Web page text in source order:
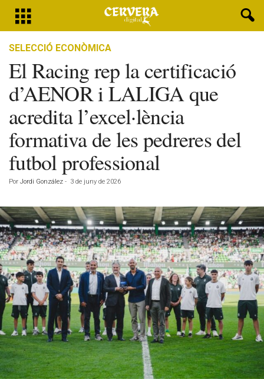
SELECCIÓ ECONÒMICA
El Racing rep la certificació
d’AENOR i LALIGA que
acredita l’excel·lència
formativa de les pedreres del
futbol professional
Por Jordi González - 3 de juny de 2026